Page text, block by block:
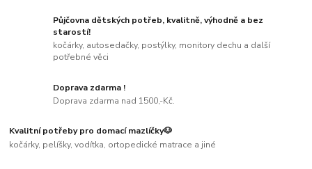
Půjčovna dětských potřeb, kvalitně, výhodně a bez
starostí!
kočárky, autosedačky, postýlky, monitory dechu a další
potřebné věci
Doprava zdarma !
Doprava zdarma nad 1500,-Kč.
Kvalitní potřeby pro domací mazlíčky🐶
kočárky, pelíšky, vodítka, ortopedické matrace a jiné